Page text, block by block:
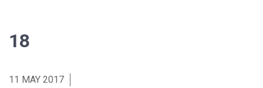
18
11 MAY 2017